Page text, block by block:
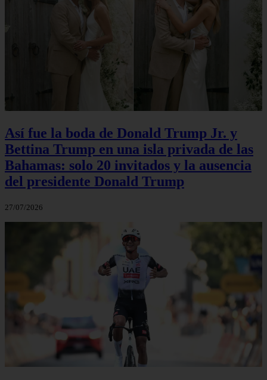
Así fue la boda de Donald Trump Jr. y
Bettina Trump en una isla privada de las
Bahamas: solo 20 invitados y la ausencia
del presidente Donald Trump
27/07/2026